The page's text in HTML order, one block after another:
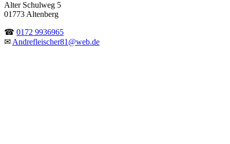
Alter Schulweg 5
01773 Altenberg
☎ 0172 9936965
✉ Andrefleischer81@web.de